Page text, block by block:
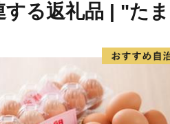
する返礼品 | "た